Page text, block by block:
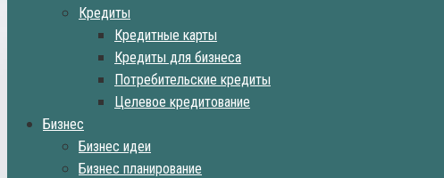
Кредиты
Кредитные карты
Кредиты для бизнеса
Потребительские кредиты
Целевое кредитование
Бизнес
Бизнес идеи
Бизнес планирование